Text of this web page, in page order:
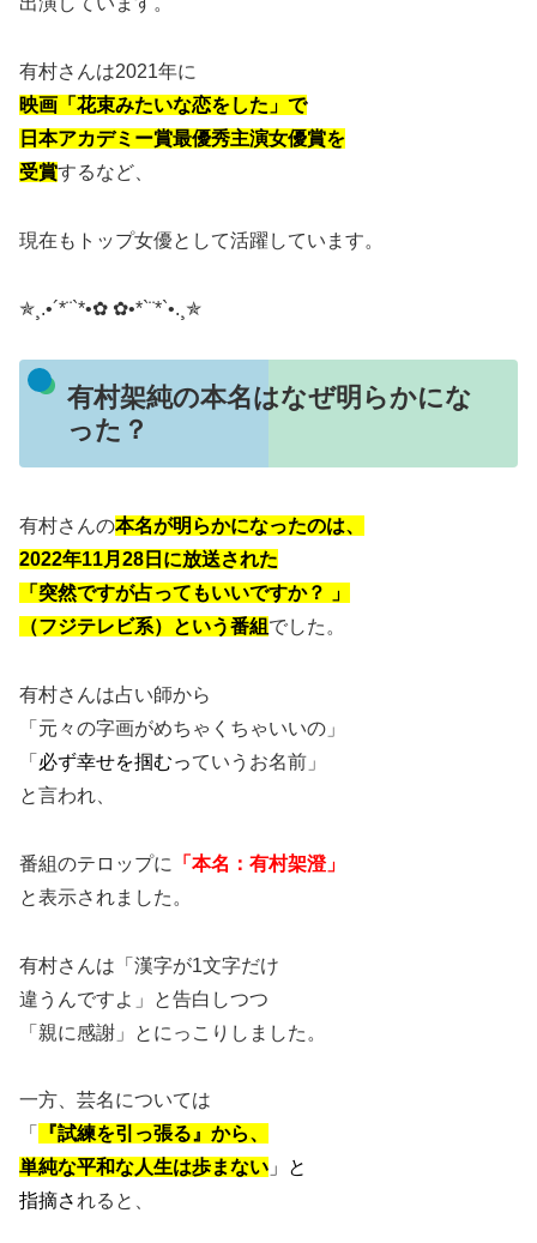
有村さんは2021年に
映画「花束みたいな恋をした」で
日本アカデミー賞最優秀主演女優賞を
受賞するなど、
現在もトップ女優として活躍しています。
✯¸.•´*¨`*•✿ ✿•*`¨*`•.¸✯
有村架純の本名はなぜ明らかにな
った？
有村さんの本名が明らかになったのは、
2022年11月28日に放送された
「突然ですが占ってもいいですか？ 」
（フジテレビ系）という番組 でした。
有村さんは占い師から
「元々の字画がめちゃくちゃいいの」
「 必ず幸せを掴むっていうお名前」
と言われ、
番組のテロップに
「本名：有村架澄」
と表示されました。
有村さんは「漢字が1文字だけ
違うんですよ」と告白しつつ
「親に感謝」とにっこりしました。
一方、芸名については
「
『試練を引っ張る』から、
単純な平和な人生は歩まない 」と
指摘されると、